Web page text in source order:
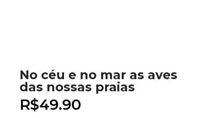
No céu e no mar as aves
das nossas praias
R$49.90